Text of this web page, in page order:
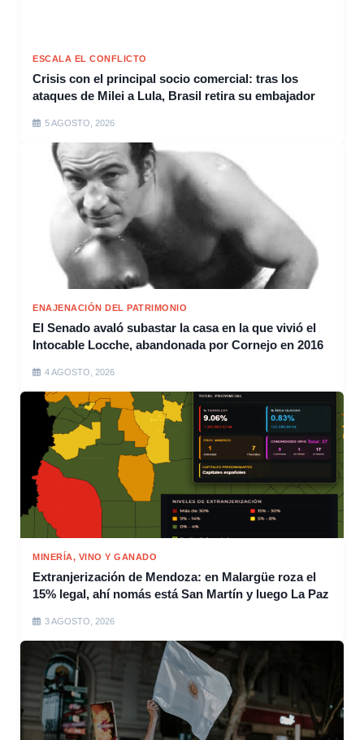
ESCALA EL CONFLICTO
Crisis con el principal socio comercial: tras los
ataques de Milei a Lula, Brasil retira su embajador
5 AGOSTO, 2026
ENAJENACIÓN DEL PATRIMONIO
El Senado avaló subastar la casa en la que vivió el
Intocable Locche, abandonada por Cornejo en 2016
4 AGOSTO, 2026
MINERÍA, VINO Y GANADO
Extranjerización de Mendoza: en Malargüe roza el
15% legal, ahí nomás está San Martín y luego La Paz
3 AGOSTO, 2026